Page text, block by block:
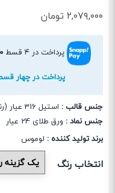
۲,۰۷۹,۰۰۰تومان
پرداخت در ۴ قسط
پرداخت در چهار
جنس قالب : استیل 316 عیار (رنگ ثابت و ضد حساسیت)
جنس نماد : ورق طلای 24 عیار
برند تولید کننده : لوموس
انتخاب رنگ